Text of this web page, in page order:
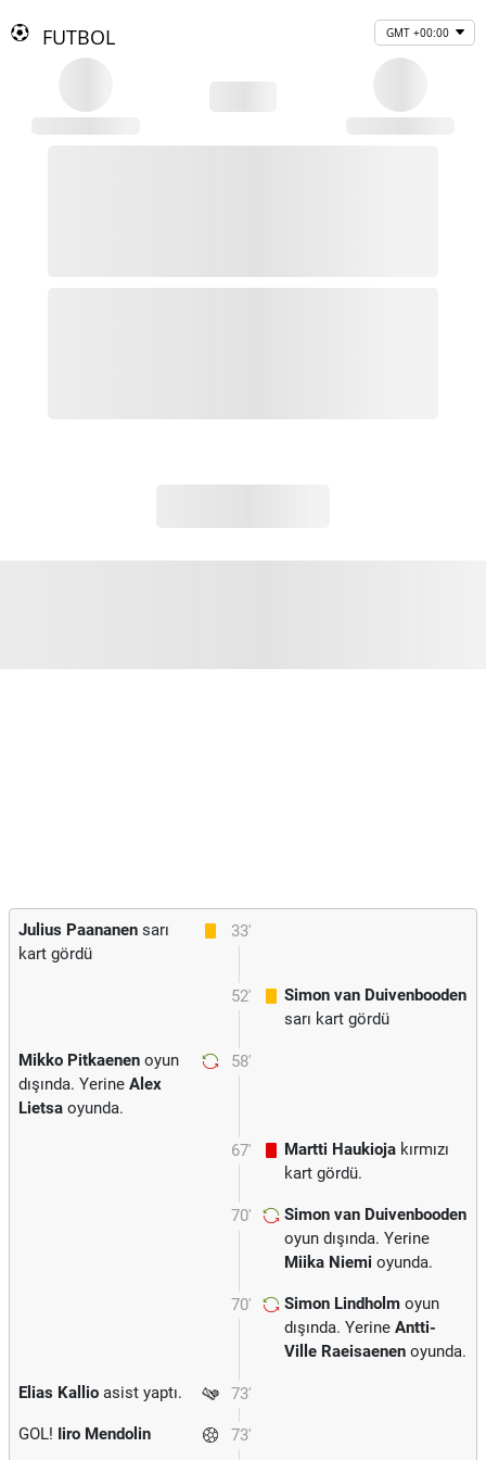
FUTBOL GMT +00:00
33'
Julius Paananen sarı
kart gördü
52'
Simon van Duivenbooden
sarı kart gördü
58'
Mikko Pitkaenen oyun
dışında. Yerine Alex
Lietsa oyunda.
67' Martti Haukioja kırmızı
kart gördü.
70'
Simon van Duivenbooden
oyun dışında. Yerine
Miika Niemi oyunda.
70' Simon Lindholm oyun
dışında. Yerine Antti-
Ville Raeisaenen oyunda.
73'
Elias Kallio asist yaptı.
73'
GOL! Iiro Mendolin